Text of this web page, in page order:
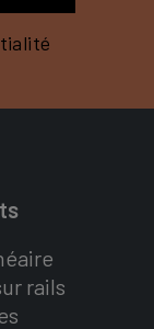
rails